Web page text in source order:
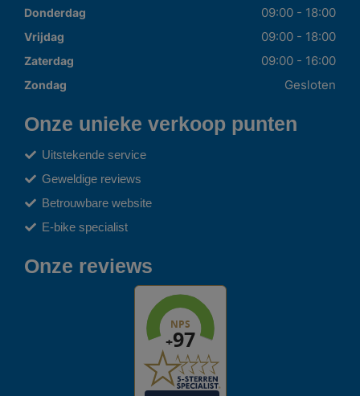
Donderdag 09:00 - 18:00
Vrijdag 09:00 - 18:00
Zaterdag 09:00 - 16:00
Zondag Gesloten
Onze unieke verkoop punten
Uitstekende service
Geweldige reviews
Betrouwbare website
E-bike specialist
Onze reviews